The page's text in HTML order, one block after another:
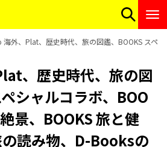
海外、Plat、歴史時代、旅の図鑑、BOOKS スペ
、歴史時代、旅の図
シャルコラボ、BOO
景、BOOKS 旅と健
読み物、D-Booksの